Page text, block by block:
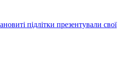
підлітки презентували свої